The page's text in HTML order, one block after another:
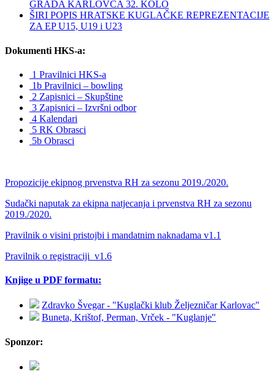
GRADA KARLOVCA 32. KOLO
ŠIRI POPIS HRATSKE KUGLAČKE REPREZENTACIJE
ZA EP U15, U19 i U23
Dokumenti HKS-a:
1 Pravilnici HKS-a
1b Pravilnici – bowling
2 Zapisnici – Skupštine
3 Zapisnici – Izvršni odbor
4 Kalendari
5 RK Obrasci
5b Obrasci
Propozicije ekipnog prvenstva RH za sezonu 2019./2020.
Sudački naputak za ekipna natjecanja i prvenstva RH za sezonu
2019./2020.
Pravilnik o visini pristojbi i mandatnim naknadama v1.1
Pravilnik o registraciji_v1.6
Knjige u PDF formatu:
Zdravko Švegar - "Kuglački klub Željezničar Karlovac"
Buneta, Krištof, Perman, Vrček - "Kuglanje"
Sponzor: